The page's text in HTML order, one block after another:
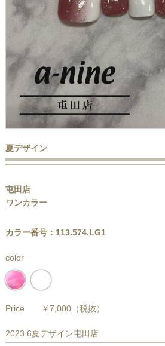
夏デザイン
屯田店
ワンカラー
カラー番号：113.574.LG1
color
Price ￥7,000（税抜）
2023.6夏デザイン屯田店